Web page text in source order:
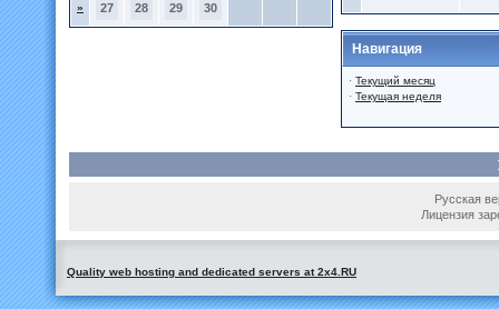
» 27 28 29 30
Навигация
· Текущий месяц
· Текущая неделя
Русская
Лицензия
Quality web hosting and dedicated servers at 2x4.RU